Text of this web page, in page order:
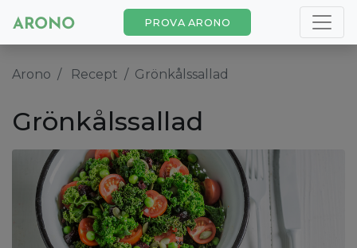
PROVA ARONO
Arono Recept Grönkålssallad
Grönkålssallad